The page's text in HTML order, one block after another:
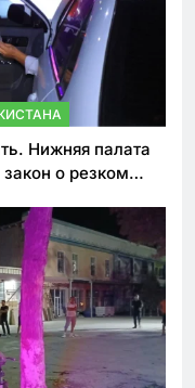
Нижняя палата
о резком